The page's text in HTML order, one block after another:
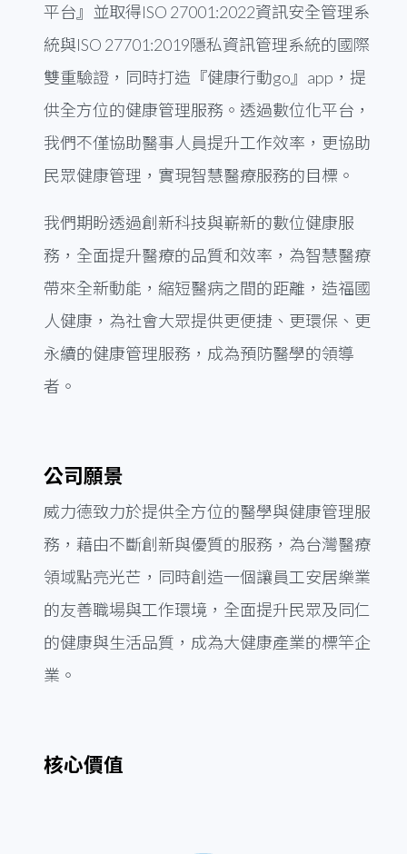
平台』並取得ISO 27001:2022資訊安全管理系
統與ISO 27701:2019隱私資訊管理系統的國際
雙重驗證，同時打造『健康行動go』app，提
供全方位的健康管理服務。透過數位化平台，
我們不僅協助醫事人員提升工作效率，更協助
民眾健康管理，實現智慧醫療服務的目標。
我們期盼透過創新科技與嶄新的數位健康服
務，全面提升醫療的品質和效率，為智慧醫療
帶來全新動能，縮短醫病之間的距離，造福國
人健康，為社會大眾提供更便捷、更環保、更
永續的健康管理服務，成為預防醫學的領導
者。
公司願景
威力德致力於提供全方位的醫學與健康管理服
務，藉由不斷創新與優質的服務，為台灣醫療
領域點亮光芒，同時創造一個讓員工安居樂業
的友善職場與工作環境，全面提升民眾及同仁
的健康與生活品質，成為大健康產業的標竿企
業。
核心價值